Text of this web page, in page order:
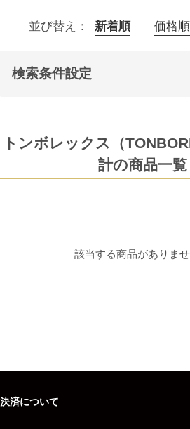
並び替え： 新着順 価格順
検索条件設定
トンボレックス（
計の商品一覧
該当する商品がありませ
決済について